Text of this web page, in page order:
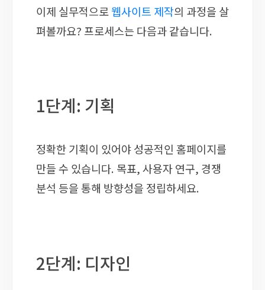
이제 실무적으로웹사이트 제작의 과정을 살
펴볼까요? 프로세스는 다음과 같습니다.
1단계: 기획
정확한 기획이 있어야 성공적인 홈페이지를
만들 수 있습니다. 목표, 사용자 연구, 경쟁
분석 등을 통해 방향성을 정립하세요.
2단계: 디자인